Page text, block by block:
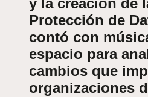
y la creación de
Protección de
contó con
espacio para
cambios que
organizaciones